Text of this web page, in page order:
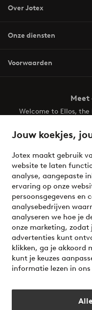
Jouw koekjes,
Jotex maakt gebruik
website te laten
analyse, aangepaste
ervaring op onze
persoonsgegevens en
analysebedrijven
analyseren we hoe je
onze marketing, zodat
advertenties kunt
klikken, ga je akkoord
kunt je keuzes
informatie lezen in ons
Over Jotex
Onze diensten
Voorwaarden
Meet
Welcome to Ellos,
your wardrobe.
Veilig betalen
Wil je meer